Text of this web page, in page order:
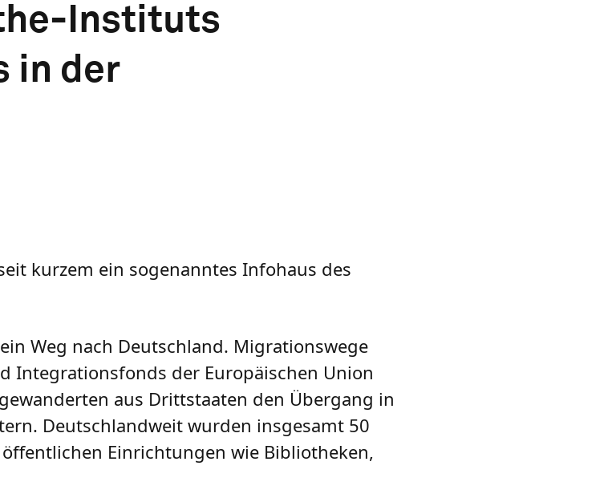
Instituts
in der
kurzem ein sogenanntes Infohaus des
Weg nach Deutschland. Migrationswege
Integrationsfonds der Europäischen Union
aus Drittstaaten den Übergang in
Deutschlandweit wurden insgesamt 50
Einrichtungen wie Bibliotheken,